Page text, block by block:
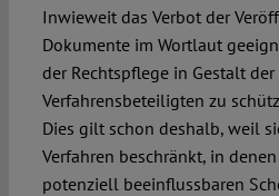
Inwieweit das Verbot der
Dokumente im Wortlaut
der Rechtspflege in Gestalt
Verfahrensbeteiligten zu
Dies gilt schon deshalb, weil
Verfahren beschränkt, in
potenziell beeinflussbaren